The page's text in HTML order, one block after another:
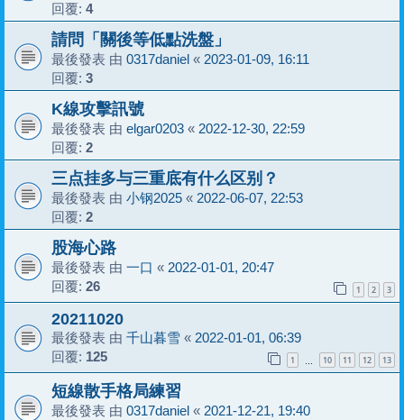
回覆: 4
請問「關後等低點洗盤」
最後發表 由 0317daniel « 2023-01-09, 16:11
回覆: 3
K線攻擊訊號
最後發表 由 elgar0203 « 2022-12-30, 22:59
回覆: 2
三点挂多与三重底有什么区别？
最後發表 由 小钢2025 « 2022-06-07, 22:53
回覆: 2
股海心路
最後發表 由 一口 « 2022-01-01, 20:47
回覆: 26 1 2 3
20211020
最後發表 由 千山暮雪 « 2022-01-01, 06:39
回覆: 125 1 … 10 11 12 13
短線散手格局練習
最後發表 由 0317daniel « 2021-12-21, 19:40